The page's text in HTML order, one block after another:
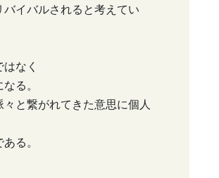
イバルされると考えてい
なく
る。
と繋がれてきた意思に個人
る。